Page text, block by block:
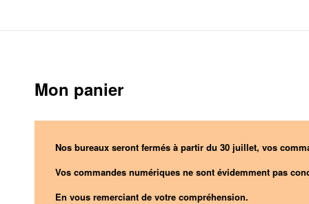
Mon panier
Nos bureaux seront fermés à partir du 30 juillet, vos
Vos commandes numériques ne sont évidemment pas
En vous remerciant de votre compréhension.